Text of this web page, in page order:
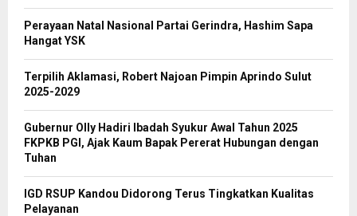
Perayaan Natal Nasional Partai Gerindra, Hashim Sapa
Hangat YSK
Terpilih Aklamasi, Robert Najoan Pimpin Aprindo Sulut
2025-2029
Gubernur Olly Hadiri Ibadah Syukur Awal Tahun 2025
FKPKB PGI, Ajak Kaum Bapak Pererat Hubungan dengan
Tuhan
IGD RSUP Kandou Didorong Terus Tingkatkan Kualitas
Pelayanan